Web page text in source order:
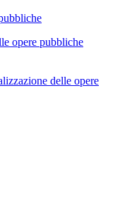
opere pubbliche
delle opere